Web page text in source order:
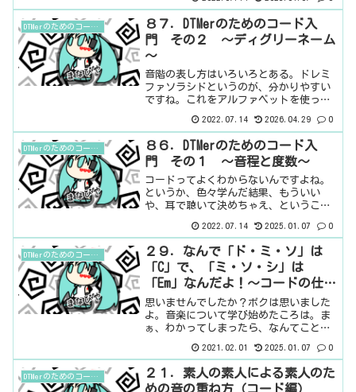
いるけど、実際には、まだコードの話に
なっていません。コードというのは、和
音のことで、複数の音を...
DTMerのためのコード入門
８７．DTMerのためのコード入
門 その２ ～ディグリーネーム
～
音階の表し方はいろいろとある。ドレミ
ファソラシドというのが、分かりやすい
ですね。これをアルファベットを使って
実は、ドレミファソラシドとCDEFGABCは
違うものだったりします。音名と階名音
名と階名...
2022.07.14 2026.04.29 0
DTMerのためのコード入門
８６．DTMerのためのコード入
門 その１ ～音程と度数～
コードってよくわからないんですよね。
というか、色々学んだ結果、もういい
や、耳で聴いて決めちゃえ、ということ
とは言え、改めて、勉強してみようか
な、と。ということで、１回目は、度数
の話。コードの話になぜ度数が...
2022.07.14 2025.01.07 0
DTMerのためのコード入門
２９．なんで「ド・ミ・ソ」は
「C」で、「ミ・ソ・シ」は
「Em」なんだよ！～コードの仕組
み～
思いませんでしたか？ボクは思いました
よ。音楽について学び始めたころは。ま
ぁ、わかってしまったら、なんてことは
から、ピンとこなかったんだよなぁ。ピ
アノとかやってたら、すぐにわかるのか
もしれないけど。鍵盤があ...
2021.02.01 2025.01.07 0
DTMerのためのコード入門
２１．素人の素人による素人のた
めの音の重ね方（コード編）